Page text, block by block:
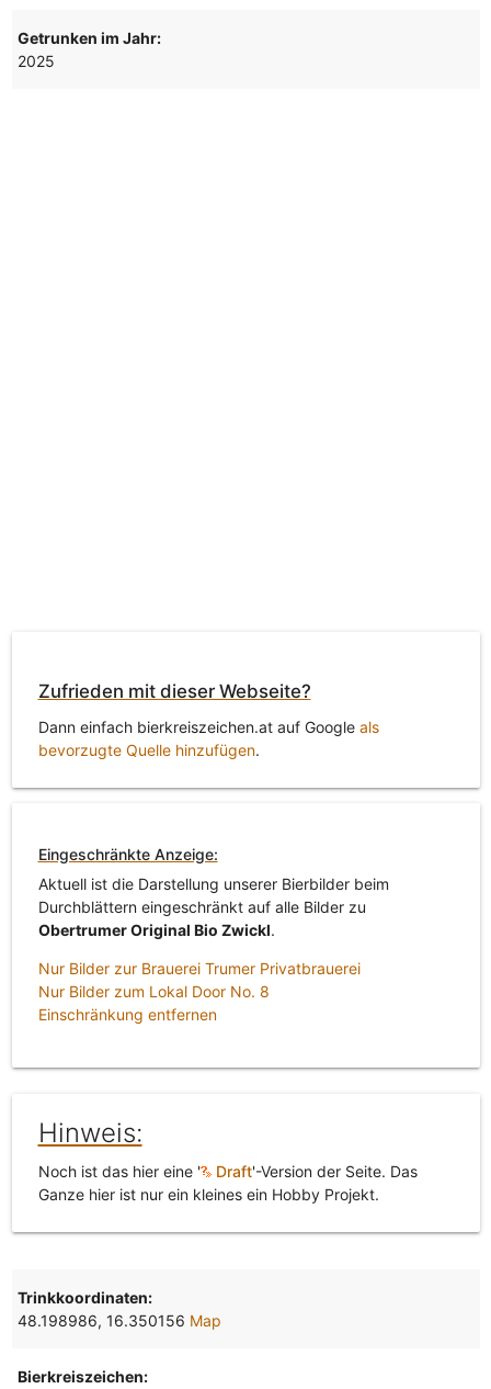
Getrunken im Jahr:
2025
Zufrieden mit dieser Webseite?
Dann einfach bierkreiszeichen.at auf Google als
bevorzugte Quelle hinzufügen.
Eingeschränkte Anzeige:
Aktuell ist die Darstellung unserer Bierbilder beim
Durchblättern eingeschränkt auf alle Bilder zu
Obertrumer Original Bio Zwickl.
Nur Bilder zur Brauerei Trumer Privatbrauerei
Nur Bilder zum Lokal Door No. 8
Einschränkung entfernen
Hinweis:
Noch ist das hier eine ' Draft'-Version der Seite. Das
Ganze hier ist nur ein kleines ein Hobby Projekt.
Trinkkoordinaten:
48.198986, 16.350156 Map
Bierkreiszeichen: